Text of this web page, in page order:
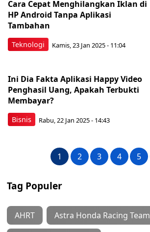
Teknologi
Cara Cepat Menghilangkan Iklan di
HP Android Tanpa Aplikasi
Tambahan
Kamis, 23 Jan 2025 - 11:04
Bisnis
Ini Dia Fakta Aplikasi Happy Video
Penghasil Uang, Apakah Terbukti
Membayar?
Rabu, 22 Jan 2025 - 14:43
1 2 3 4 5
Tag Populer
AHRT Astra Honda Racing Team